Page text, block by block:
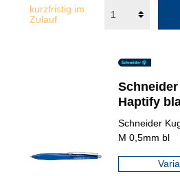
kurzfristig im
Zulauf
Haptify
Schneider
M 0,5mm bl